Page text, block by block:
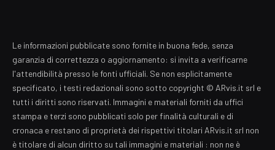
Le informazioni pubblicate sono fornite in buona fede, senza
garanzia di correttezza o aggiornamento: si invita a verificarne
l'attendibilità presso le fonti ufficiali. Se non esplicitamente
specificato, i testi redazionali sono sotto copyright © ARvis.it srl e
tutti i diritti sono riservati. Immagini e materiali forniti da uffici
stampa e terzi sono pubblicati solo per finalità culturali e di
cronaca e restano di proprietà dei rispettivi titolari ARvis.it srl non
è titolare di alcun diritto su tali immagini e materiali : non ne è